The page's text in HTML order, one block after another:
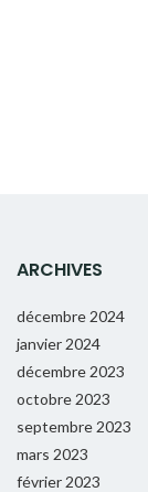
ARCHIVES
décembre 2024
janvier 2024
décembre 2023
octobre 2023
septembre 2023
mars 2023
février 2023